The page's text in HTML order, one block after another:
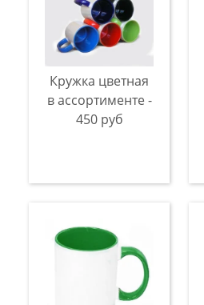
Кружка цветная
в ассортименте -
450 руб